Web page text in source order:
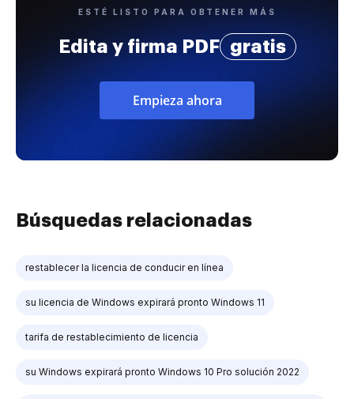
ESTÉ LISTO PARA OBTENER MÁS
Edita y firma PDF gratis
Empieza ahora
Búsquedas relacionadas
restablecer la licencia de conducir en línea
su licencia de Windows expirará pronto Windows 11
tarifa de restablecimiento de licencia
su Windows expirará pronto Windows 10 Pro solución 2022